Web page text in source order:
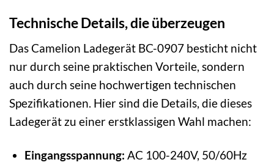
Technische Details, die überzeugen
Das Camelion Ladegerät BC-0907 besticht nicht
nur durch seine praktischen Vorteile, sondern
auch durch seine hochwertigen technischen
Spezifikationen. Hier sind die Details, die dieses
Ladegerät zu einer erstklassigen Wahl machen:
Eingangsspannung: AC 100-240V, 50/60Hz